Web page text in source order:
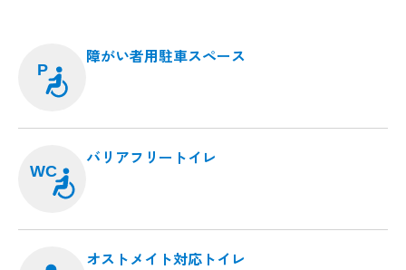
P
障がい者用駐車スペース
WC
バリアフリートイレ
オストメイト対応トイレ